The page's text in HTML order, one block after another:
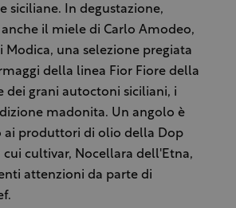
siciliane. In degustazione,
anche il miele di Carlo Amodeo,
Modica, una selezione pregiata
della linea Fior Fiore della
dei grani autoctoni siciliani, i
madonita. Un angolo è
ai produttori di olio della Dop
cui cultivar, Nocellara dell'Etna,
attenzioni da parte di